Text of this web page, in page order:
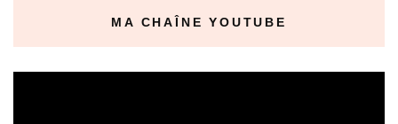
MA CHAÎNE YOUTUBE